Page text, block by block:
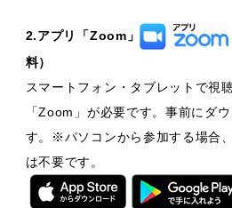
2.アプリ「Zoom」
料）
スマートフォン・タブレットで視
「Zoom」が必要です。事前にダ
す。※パソコンから参加する場合
は不要です。